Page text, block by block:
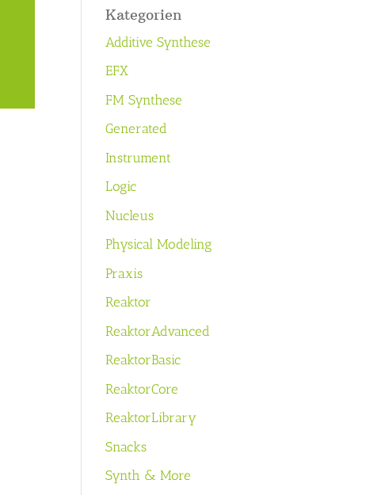
Kategorien
Additive Synthese
EFX
FM Synthese
Generated
Instrument
Logic
Nucleus
Physical Modeling
Praxis
Reaktor
ReaktorAdvanced
ReaktorBasic
ReaktorCore
ReaktorLibrary
Snacks
Synth & More